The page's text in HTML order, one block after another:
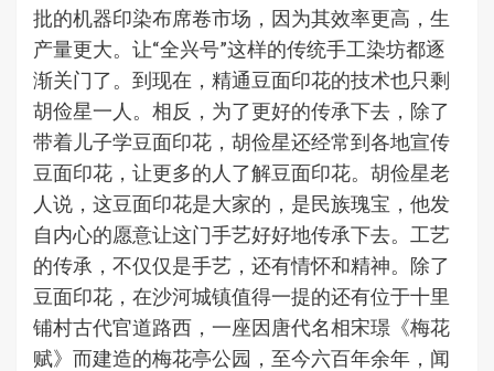
批的机器印染布席卷市场，因为其效率更高，生
产量更大。让“全兴号”这样的传统手工染坊都逐
渐关门了。到现在，精通豆面印花的技术也只剩
胡俭星一人。相反，为了更好的传承下去，除了
带着儿子学豆面印花，胡俭星还经常到各地宣传
豆面印花，让更多的人了解豆面印花。胡俭星老
人说，这豆面印花是大家的，是民族瑰宝，他发
自内心的愿意让这门手艺好好地传承下去。工艺
的传承，不仅仅是手艺，还有情怀和精神。除了
豆面印花，在沙河城镇值得一提的还有位于十里
铺村古代官道路西，一座因唐代名相宋璟《梅花
赋》而建造的梅花亭公园，至今六百年余年，闻